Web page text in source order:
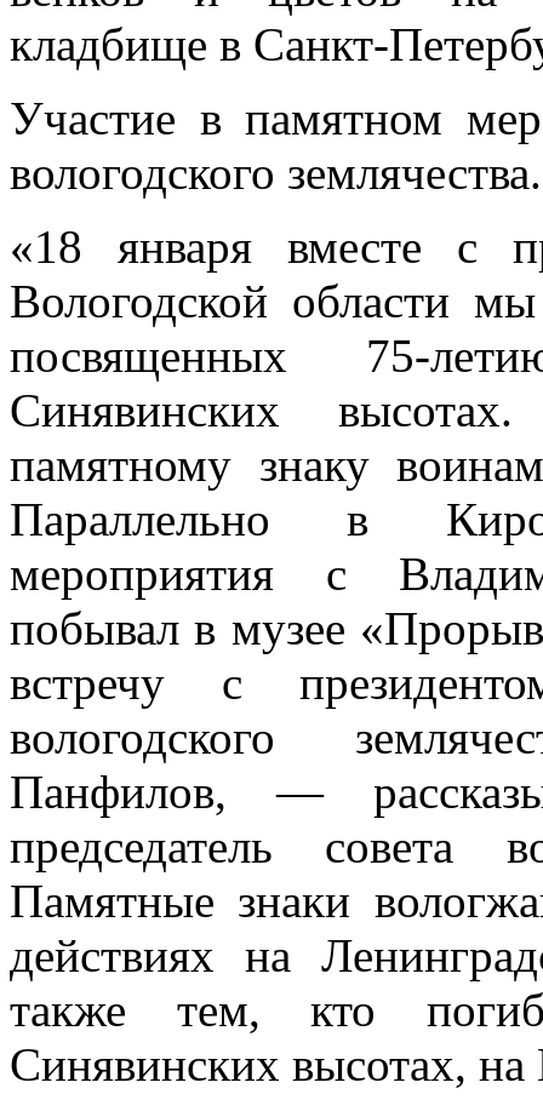
кладбище в Санкт-
Участие в памятном
вологодского землячества.
«18 января вместе с
Вологодской области
посвященных 75-
Синявинских
памятному знаку
Параллельно в
мероприятия с
побывал в музее
встречу с
вологодского
Панфилов, —
председатель совета
Памятные знаки
действиях на
также тем, кто
Синявинских высотах, на